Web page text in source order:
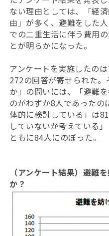
ない理由としては、「経
由」が多く、避難をした
での二重生活に伴う費用
とが明らかになった。
アンケートを実施したの
272の回答が寄せられた
か」の問いには、「避難
のがわずか8人であったの
体的に検討している」は
していないが考えている
ともに84人にのぼった。
（アンケート結果）避難
か？